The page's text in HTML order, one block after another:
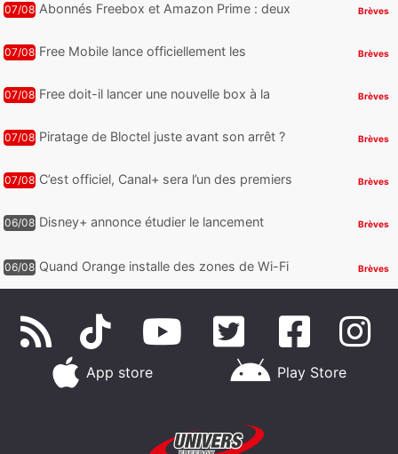
07/08 Abonnés Freebox et Amazon Prime : deux
Brèves
07/08 Free Mobile lance officiellement les
cadeaux
Brèves
07/08 Free doit-il lancer une nouvelle box à la
Brèves
07/08 Piratage de Bloctel juste avant son arrêt ?
Brèves
07/08 C’est officiel, Canal+ sera l’un des premiers
Brèves
06/08 Disney+ annonce étudier le lancement
Brèves
06/08 Quand Orange installe des zones de Wi-Fi
Brèves
App store Play Store